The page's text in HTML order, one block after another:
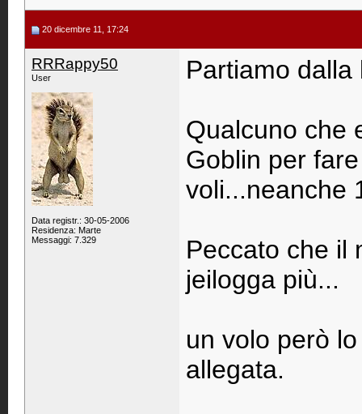
20 dicembre 11, 17:24
RRRappy50
User
Data registr.: 30-05-2006
Residenza: Marte
Messaggi: 7.329
Partiamo
Qualcuno che
Goblin per
voli...neanche
Peccato che il
jeilogga più...
un volo però
allegata.